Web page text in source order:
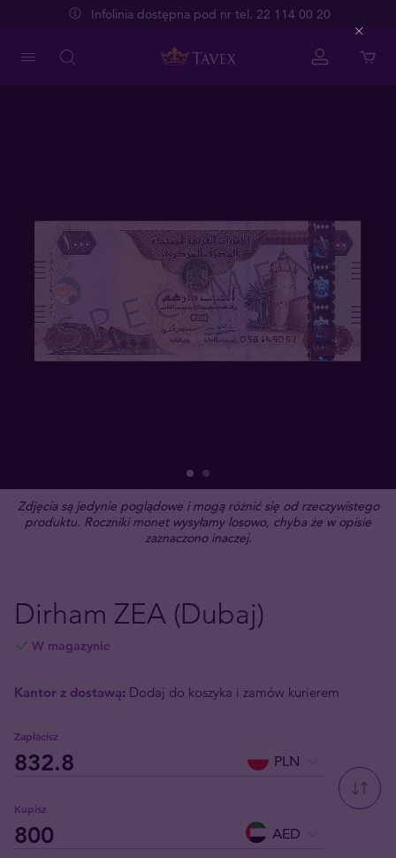
Infolinia dostępna pod nr tel. 22 114 00 20
Zdjęcia są jedynie poglądowe i mogą różnić się od rzeczywistego
produktu. Roczniki monet wysyłamy losowo, chyba że w opisie
zaznaczono inaczej.
Dirham ZEA (Dubaj)
W magazynie
Kantor z dostawą: Dodaj do koszyka i zamów kurierem
Zapłacisz
PLN
Kupisz
AED
Close